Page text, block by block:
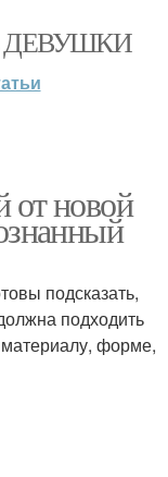
ДЕВУШКИ
от новой
подсказать,
подходить
форме,